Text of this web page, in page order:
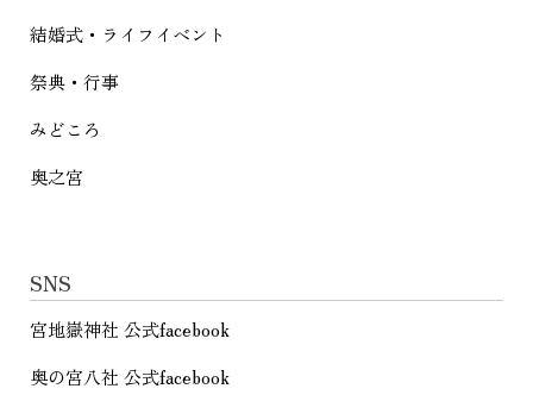
結婚式・ライフイベント
祭典・行事
みどころ
奥之宮
SNS
宮地嶽神社 公式facebook
奥の宮八社 公式facebook